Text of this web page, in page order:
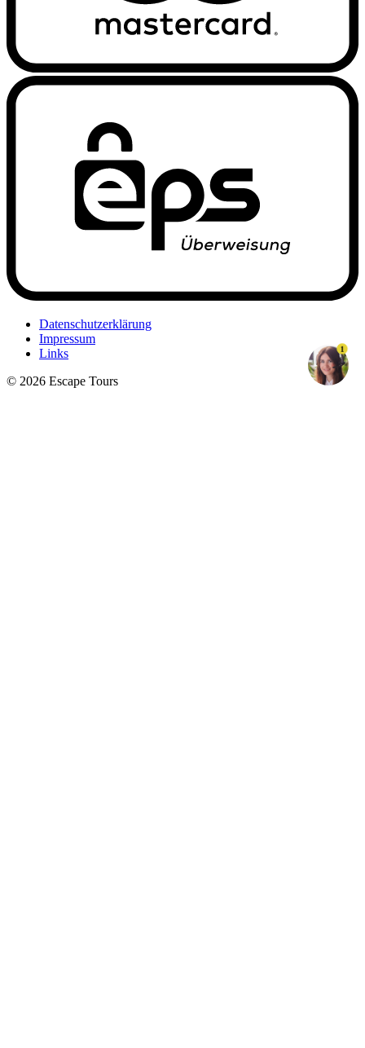
Datenschutzerklärung
Impressum
Links
© 2026 Escape Tours
1